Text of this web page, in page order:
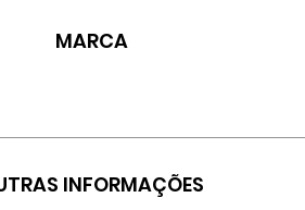
MARCA
INFORMAÇÕES